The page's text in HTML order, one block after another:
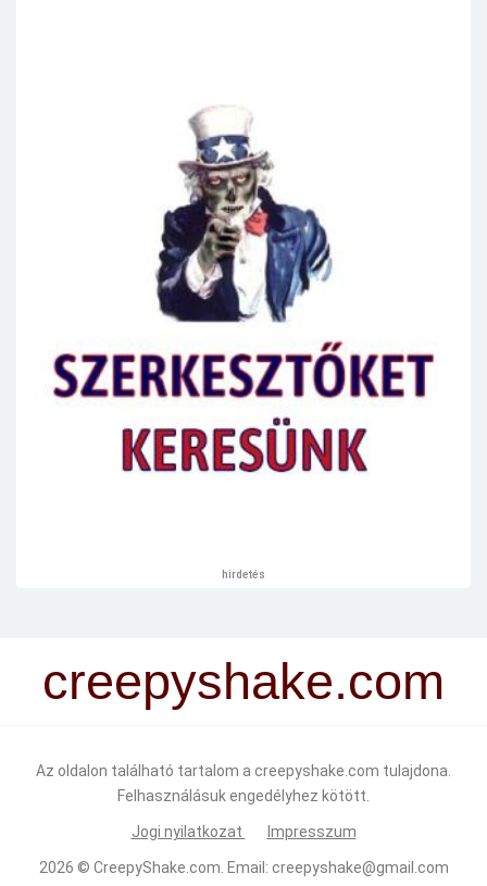
hirdetés
creepyshake.com
Az oldalon található tartalom a creepyshake.com tulajdona.
Felhasználásuk engedélyhez kötött.
Jogi nyilatkozat Impresszum
2026 © CreepyShake.com . Email: creepyshake@gmail.com